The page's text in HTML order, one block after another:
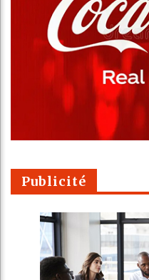
Publicité